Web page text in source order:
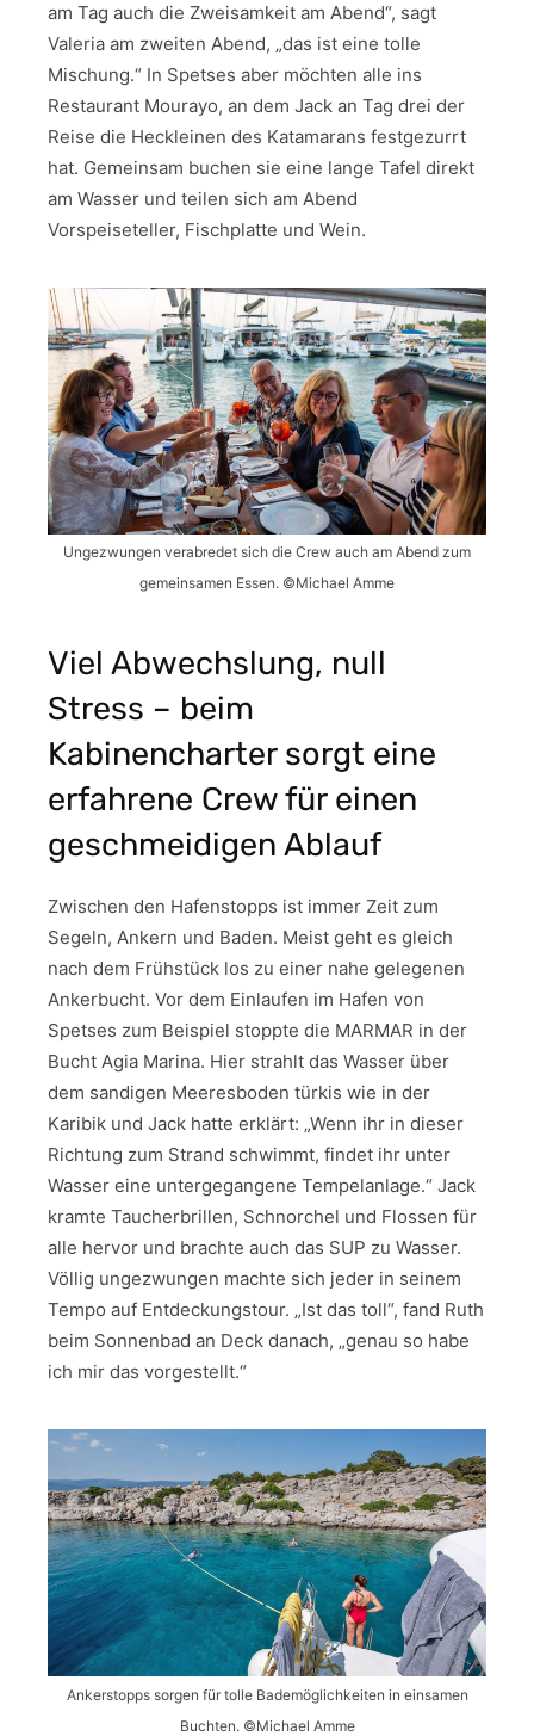
am Tag auch die Zweisamkeit am Abend“, sagt
Valeria am zweiten Abend, „das ist eine tolle
Mischung.“ In Spetses aber möchten alle ins
Restaurant Mourayo, an dem Jack an Tag drei der
Reise die Heckleinen des Katamarans festgezurrt
hat. Gemeinsam buchen sie eine lange Tafel direkt
am Wasser und teilen sich am Abend
Vorspeiseteller, Fischplatte und Wein.
Ungezwungen verabredet sich die Crew auch am Abend zum
gemeinsamen Essen. ©Michael Amme
Viel Abwechslung, null
Stress – beim
Kabinencharter sorgt eine
erfahrene Crew für einen
geschmeidigen Ablauf
Zwischen den Hafenstopps ist immer Zeit zum
Segeln, Ankern und Baden. Meist geht es gleich
nach dem Frühstück los zu einer nahe gelegenen
Ankerbucht. Vor dem Einlaufen im Hafen von
Spetses zum Beispiel stoppte die MARMAR in der
Bucht Agia Marina. Hier strahlt das Wasser über
dem sandigen Meeresboden türkis wie in der
Karibik und Jack hatte erklärt: „Wenn ihr in dieser
Richtung zum Strand schwimmt, findet ihr unter
Wasser eine untergegangene Tempelanlage.“ Jack
kramte Taucherbrillen, Schnorchel und Flossen für
alle hervor und brachte auch das SUP zu Wasser.
Völlig ungezwungen machte sich jeder in seinem
Tempo auf Entdeckungstour. „Ist das toll“, fand Ruth
beim Sonnenbad an Deck danach, „genau so habe
ich mir das vorgestellt.“
Ankerstopps sorgen für tolle Bademöglichkeiten in einsamen
Buchten. ©Michael Amme